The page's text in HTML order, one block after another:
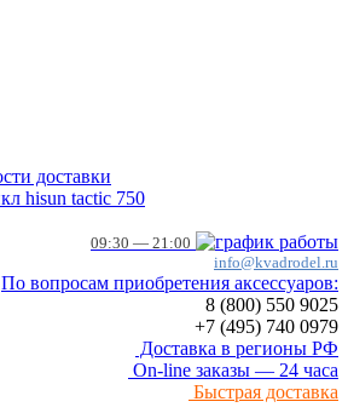
09:30 — 21:00
info@kvadrodel.ru
По вопросам приобретения аксессуаров:
8 (800) 550 9025
+7 (495) 740 0979
Доставка в регионы РФ
On-line заказы — 24 часа
Быстрая доставка